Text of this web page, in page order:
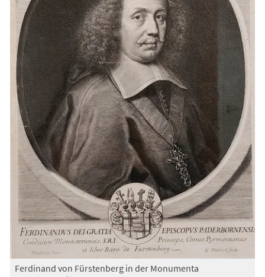
Ferdinand von Fürstenberg in der Monumenta